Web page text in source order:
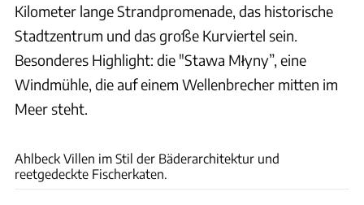
Kilometer lange Strandpromenade, das historische
Stadtzentrum und das große Kurviertel sein.
Besonderes Highlight: die "Stawa Młyny”, eine
Windmühle, die auf einem Wellenbrecher mitten im
Meer steht.
Ahlbeck Villen im Stil der Bäderarchitektur und
reetgedeckte Fischerkaten.